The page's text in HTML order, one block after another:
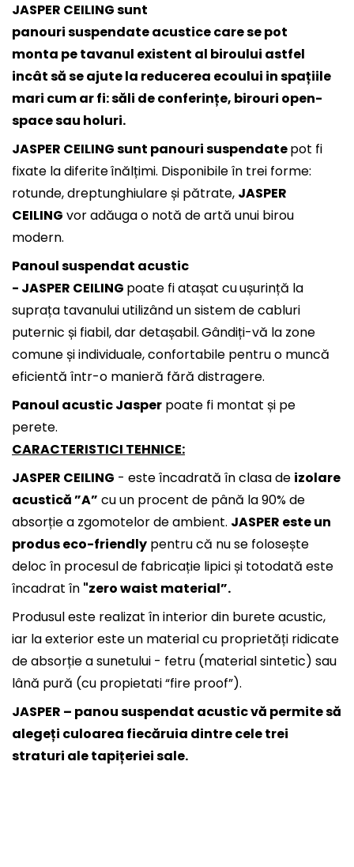
JASPER CEILING sunt
panouri suspendate acusticecare se pot
monta pe tavanul existent al biroului astfel
incât să se ajute la reducerea ecoului in spațiile
mari cum ar fi: săli de conferințe, birouri open-
space sau holuri.
JASPER CEILING sunt panouri suspendatepot fi
fixate la diferiteînălțimi. Disponibile în trei forme:
rotunde, dreptunghiulare și pătrate, JASPER
CEILING vor adăuga o notă de artă unui birou
modern.
Panoul suspendat acustic
- JASPER CEILING poate fi atașat cuușurință la
suprața tavanului utilizând un sistem de cabluri
puternic și fiabil, dar detașabil.Gândiți-vă la zone
comune și individuale, confortabile pentru o muncă
eficientă într-o manieră fără distragere.
Panoul acustic Jasper poate fi montat și pe
perete.
CARACTERISTICI TEHNICE:
JASPER CEILING - este încadrată în clasa de izolare
acustică ”A” cu un procent de până la 90% de
absorție a zgomotelor de ambient. JASPER este un
produs eco-friendly pentru că nu se folosește
deloc în procesul de fabricație lipici și totodată este
încadrat în "zero waist material”.
Produsul este realizat în interior din burete acustic,
iar la exterior este un material cu proprietăți ridicate
de absorție a sunetului - fetru (material sintetic) sau
lână pură (cu propietati “fire proof”).
JASPER – panou suspendat acusticvă permite să
alegeți culoarea fiecăruia dintre cele trei
straturi ale tapițeriei sale.